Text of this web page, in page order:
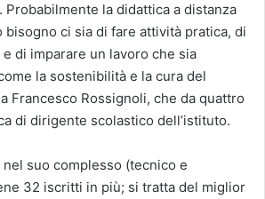
la didattica a distanza
bisogno ci sia di fare attività pratica, di
e di imparare un lavoro che sia
la sostenibilità e la cura del
Francesco Rossignoli, che da quattro
di dirigente scolastico dell’istituto.
nel suo complesso (tecnico e
32 iscritti in più; si tratta del miglior